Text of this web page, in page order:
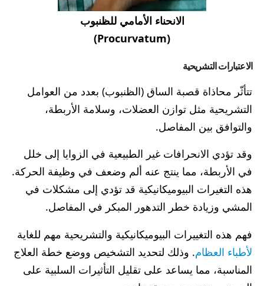
الانحناء الأمامي للظنبوب
(Procurvatum)
الاعتبارات التشريحية
تتأثّر محاذاة قصبة الساق (الظنبوب) بعدد من العوامل
التشريحية مثل توازن العضلات، وسلامة الأربطة،
والتوافق بين المفاصل.
وقد تؤدي الانحرافات غير الطبيعية في الزوايا إلى خلل
في الأربطة، مما ينتج عنه ألم وضعف في وظيفة الحركة.
هذه التغيرات البيوميكانيكية قد تؤدي إلى مشكلات في
المشي وزيادة خطر التدهور المبكر في المفاصل.
فهم هذه التغييرات البيوميكانيكية والتشريحية مهم للغاية
لأطباء العظام. وذلك لتحديد التشخيص ووضع خطة العلاج
المناسبة، مما يساعد على تقليل التأثيرات السلبية على